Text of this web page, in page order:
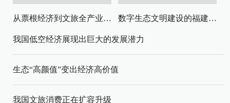
从票根经济到文旅全产业链升级 数字生态文明建设的福建路径与启示
我国低空经济展现出巨大的发展潜力
生态“高颜值”变出经济高价值
我国文旅消费正在扩容升级